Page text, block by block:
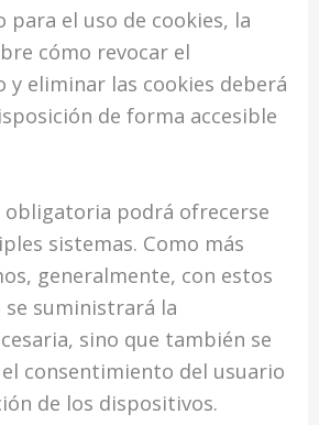
el uso de cookies, la
cómo revocar el
y eliminar las cookies deberá
de forma accesible
obligatoria podrá ofrecerse
sistemas. Como más
generalmente, con estos
se suministrará la
sino que también se
consentimiento del usuario
de los dispositivos.